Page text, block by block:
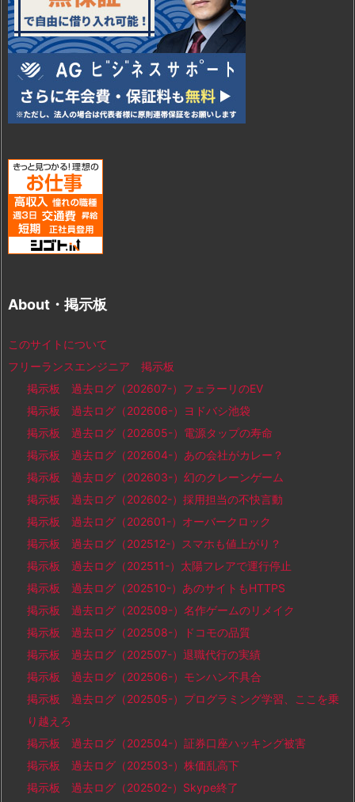
About・掲示板
このサイトについて
フリーランスエンジニア 掲示板
掲示板 過去ログ（202607-）フェラーリのEV
掲示板 過去ログ（202606-）ヨドバシ池袋
掲示板 過去ログ（202605-）電源タップの寿命
掲示板 過去ログ（202604-）あの会社がカレー？
掲示板 過去ログ（202603-）幻のクレーンゲーム
掲示板 過去ログ（202602-）採用担当の不快言動
掲示板 過去ログ（202601-）オーバークロック
掲示板 過去ログ（202512-）スマホも値上がり？
掲示板 過去ログ（202511-）太陽フレアで運行停止
掲示板 過去ログ（202510-）あのサイトもHTTPS
掲示板 過去ログ（202509-）名作ゲームのリメイク
掲示板 過去ログ（202508-）ドコモの品質
掲示板 過去ログ（202507-）退職代行の実績
掲示板 過去ログ（202506-）モンハン不具合
掲示板 過去ログ（202505-）プログラミング学習、ここを乗
り越えろ
掲示板 過去ログ（202504-）証券口座ハッキング被害
掲示板 過去ログ（202503-）株価乱高下
掲示板 過去ログ（202502-）Skype終了